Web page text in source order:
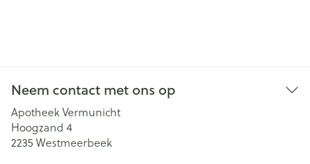
Neem contact met ons op
Apotheek Vermunicht
Hoogzand 4
2235Westmeerbeek